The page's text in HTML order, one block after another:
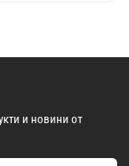
и новини от